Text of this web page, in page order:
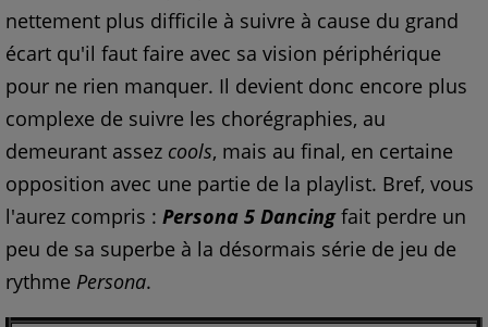
nettement plus difficile à suivre à cause du grand
écart qu'il faut faire avec sa vision périphérique
pour ne rien manquer. Il devient donc encore plus
complexe de suivre les chorégraphies, au
demeurant assez cools, mais au final, en certaine
opposition avec une partie de la playlist. Bref, vous
l'aurez compris : Persona 5 Dancing fait perdre un
peu de sa superbe à la désormais série de jeu de
rythme Persona.